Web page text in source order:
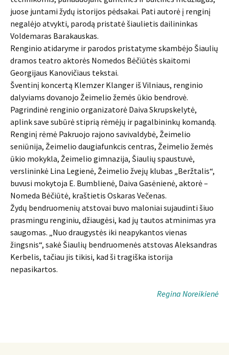
juose juntami žydų istorijos pėdsakai. Pati autorė į renginį
negalėjo atvykti, parodą pristatė šiaulietis dailininkas
Voldemaras Barakauskas.
Renginio atidaryme ir parodos pristatyme skambėjo Šiaulių
dramos teatro aktorės Nomedos Bėčiūtės skaitomi
Georgijaus Kanovičiaus tekstai.
Šventinį koncertą Klemzer Klanger iš Vilniaus, renginio
dalyviams dovanojo Žeimelio žemės ūkio bendrovė.
Pagrindinė renginio organizatorė Daiva Skrupskelytė,
aplink save subūrė stiprią rėmėjų ir pagalbininkų komandą.
Renginį rėmė Pakruojo rajono savivaldybė, Žeimelio
seniūnija, Žeimelio daugiafunkcis centras, Žeimelio žemės
ūkio mokykla, Žeimelio gimnazija, Šiaulių spaustuvė,
verslininkė Lina Legienė, Žeimelio žvejų klubas „Beržtalis“,
buvusi mokytoja E. Bumblienė, Daiva Gasėnienė, aktorė –
Nomeda Bėčiūtė, kraštietis Oskaras Večenas.
Žydų bendruomenių atstovai buvo maloniai sujaudinti šiuo
prasmingu renginiu, džiaugėsi, kad jų tautos atminimas yra
saugomas. „Nuo draugystės iki neapykantos vienas
žingsnis“, sakė Šiaulių bendruomenės atstovas Aleksandras
Kerbelis, tačiau jis tikisi, kad ši tragiška istorija
nepasikartos.
Regina Noreikienė